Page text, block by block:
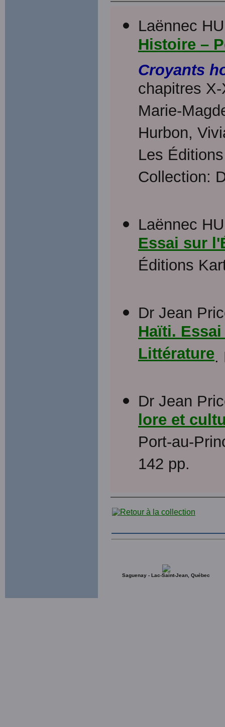
Laënnec
Histoire –
Croyants
chapitres
Marie-
Hurbon,
Les
Collection:
Laënnec
Essai sur
Éditions
Dr Jean
Haïti.
Littérature.
Dr Jean
lore et
Port-au-
142 pp.
Saguenay - Lac-Saint-Jean, Québec